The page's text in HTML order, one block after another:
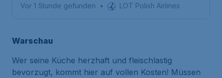
Vor 1 Stunde gefunden • LOT Polish Airlines
Warschau
Wer seine Küche herzhaft und fleischlastig
bevorzugt, kommt hier auf vollen Kosten! Müssen